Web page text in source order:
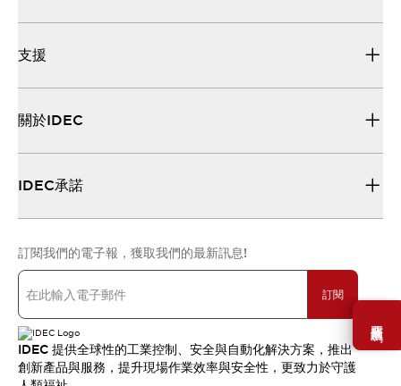
需要幫助嗎？
支援
關於IDEC
IDEC承諾
訂閱我們的電子報，獲取我們的最新訊息!
訂閱
IDEC 提供全球性的工業控制、安全與自動化解決方案，推出
創新產品與服務，提升現場作業效率與安全性，更致力於守護